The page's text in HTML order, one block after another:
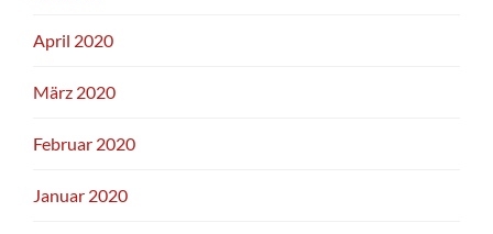
April 2020
März 2020
Februar 2020
Januar 2020